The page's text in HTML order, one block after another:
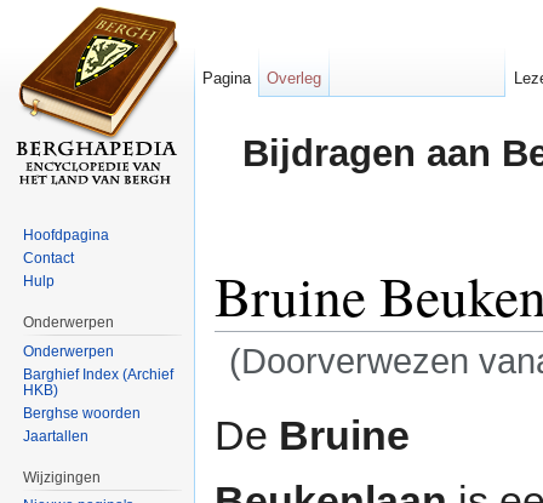
Bijdragen aan
Bruine
(Doorverwezen
De Bruine
Pagina Overleg
Hoofdpagina
Contact
Hulp
Onderwerpen
Onderwerpen
Barghief Index (Archief
HKB)
Berghse woorden
Jaartallen
Wijzigingen